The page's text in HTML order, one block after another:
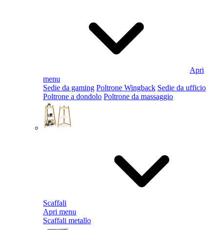
Apri
menu
Sedie da gaming Poltrone Wingback Sedie da ufficio
Poltrone a dondolo Poltrone da massaggio
Scaffali
Apri menu
Scaffali metallo